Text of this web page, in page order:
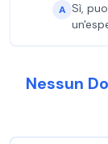
A Sì,
Nessun